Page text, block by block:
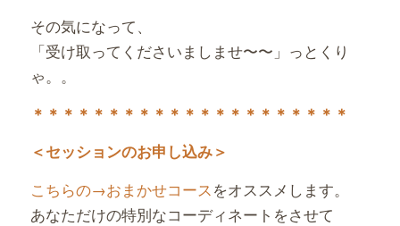
その気になって、
「受け取ってくださいましませ〜〜」っとくり
ゃ。。
＊＊＊＊＊＊＊＊＊＊＊＊＊ ＊＊＊＊＊＊＊＊
＜セッションのお申し込み＞
こちらの→おまかせコース をオススメします。
あなただけの特別なコーディネートをさせて